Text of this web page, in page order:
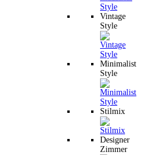
Vintage
Style
Minimalist
Style
Stilmix
Designer
Zimmer